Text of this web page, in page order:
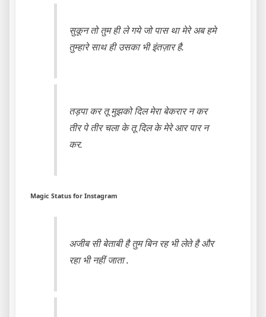
सुकून तो तुम ही ले गये जो पास था मेरे अब हमे
तुम्हारे साथ ही उसका भी इंतज़ार है.
तड़पा कर तू मुझको दिल मेरा बेकरार न कर
तीर पे तीर चला के तू दिल के मेरे आर पार न
कर.
Magic Status for Instagram
अजीब सी बेताबी है तुम बिन रह भी लेते है और
रहा भी नहीं जाता .